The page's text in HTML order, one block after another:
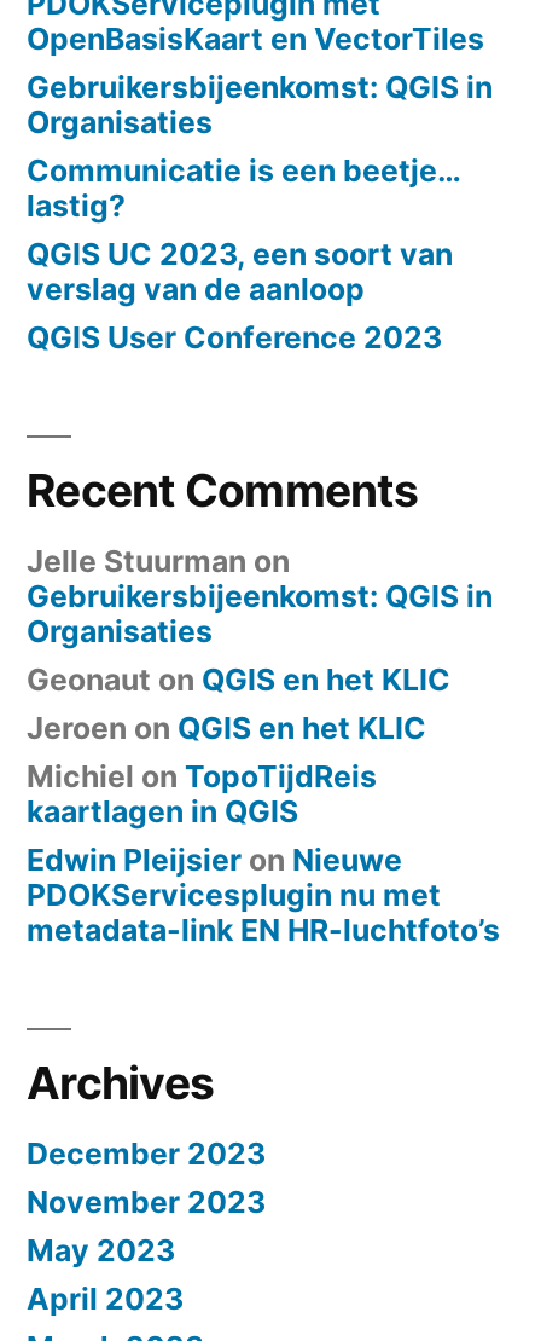
OpenBasisKaart en VectorTiles
Gebruikersbijeenkomst: QGIS in
Organisaties
Communicatie is een beetje…
lastig?
QGIS UC 2023, een soort van
verslag van de aanloop
QGIS User Conference 2023
Recent Comments
Jelle Stuurman on
Gebruikersbijeenkomst: QGIS in
Organisaties
Geonaut on QGIS en het KLIC
Jeroen on QGIS en het KLIC
Michiel on TopoTijdReis
kaartlagen in QGIS
Edwin Pleijsier on Nieuwe
PDOKServicesplugin nu met
metadata-link EN HR-luchtfoto’s
Archives
December 2023
November 2023
May 2023
April 2023